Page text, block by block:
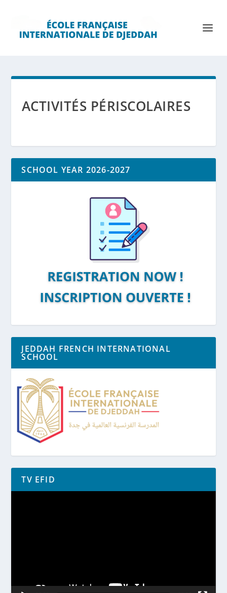
ACTIVITÉS PÉRISCOLAIRES
SCHOOL YEAR 2026-2027
JEDDAH FRENCH INTERNATIONAL
SCHOOL
TV EFID